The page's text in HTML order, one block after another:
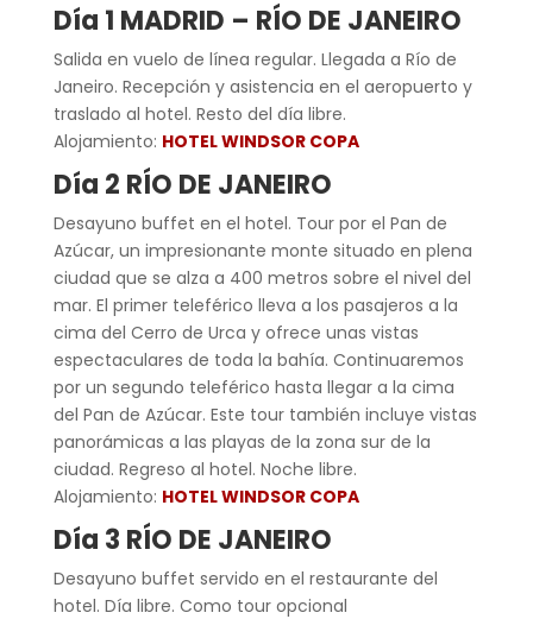
Día 1 MADRID – RÍO DE JANEIRO
Salida en vuelo de línea regular. Llegada a Río de
Janeiro. Recepción y asistencia en el aeropuerto y
traslado al hotel. Resto del día libre.
Alojamiento: HOTEL WINDSOR COPA
Día 2 RÍO DE JANEIRO
Desayuno buffet en el hotel. Tour por el Pan de
Azúcar, un impresionante monte situado en plena
ciudad que se alza a 400 metros sobre el nivel del
mar. El primer teleférico lleva a los pasajeros a la
cima del Cerro de Urca y ofrece unas vistas
espectaculares de toda la bahía. Continuaremos
por un segundo teleférico hasta llegar a la cima
del Pan de Azúcar. Este tour también incluye vistas
panorámicas a las playas de la zona sur de la
ciudad. Regreso al hotel. Noche libre.
Alojamiento: HOTEL WINDSOR COPA
Día 3 RÍO DE JANEIRO
Desayuno buffet servido en el restaurante del
hotel. Día libre. Como tour opcional